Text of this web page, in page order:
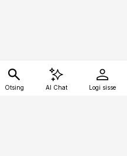
Otsing AI Chat Logi sisse